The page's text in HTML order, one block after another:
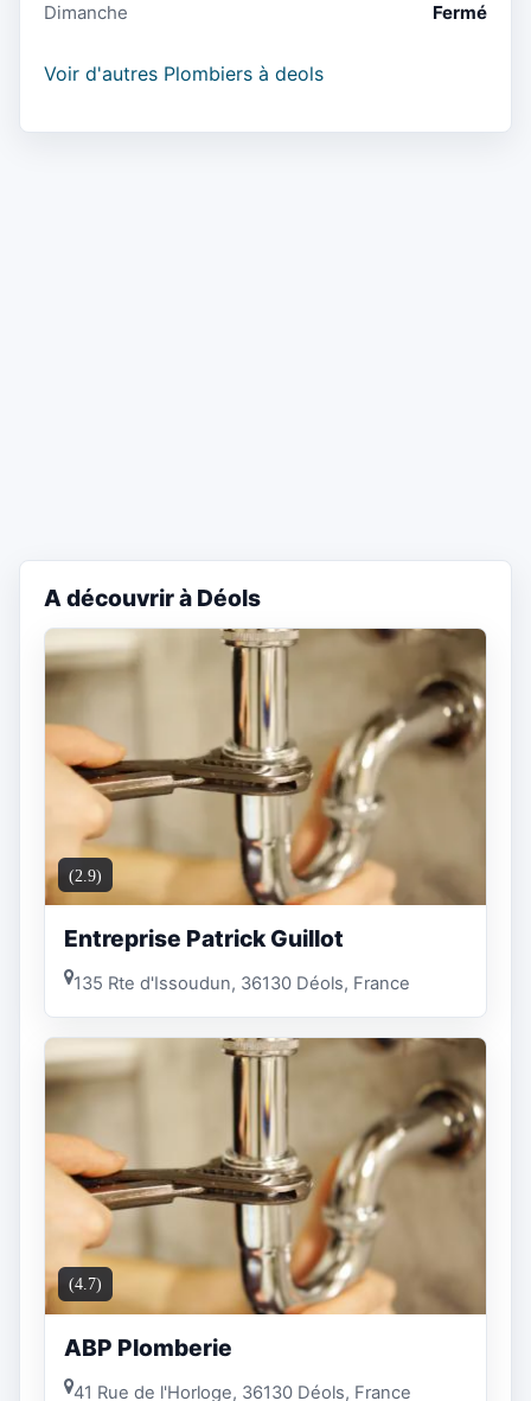
Dimanche
Fermé
Voir d'autres Plombiers à deols
A découvrir à Déols
(2.9)
Entreprise Patrick Guillot
135 Rte d'Issoudun, 36130 Déols, France
(4.7)
ABP Plomberie
41 Rue de l'Horloge, 36130 Déols, France